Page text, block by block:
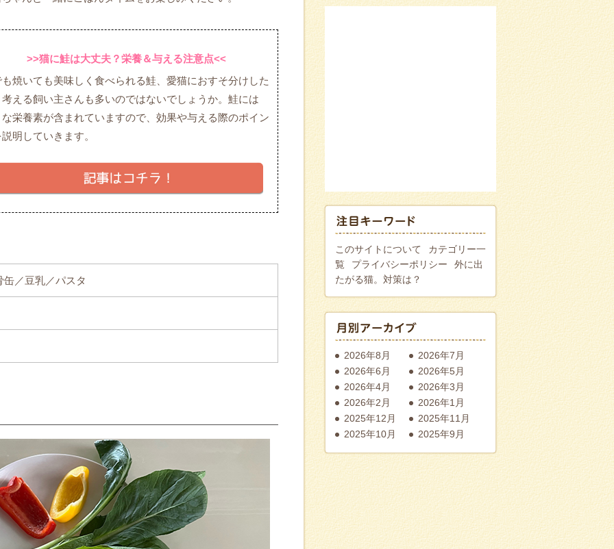
>>猫に鮭は大丈夫？栄養＆与える注意点<<
焼いても美味しく食べられる鮭、愛猫におすそ分けした
える飼い主さんも多いのではないでしょうか。鮭には
栄養素が含まれていますので、効果や与える際のポイン
明していきます。
缶／豆乳／パスタ
このサイトについて
カテゴリー一
覧
プライバシーポリシー
外に出
たがる猫。対策は？
2026年8月
2026年7月
2026年6月
2026年5月
2026年4月
2026年3月
2026年2月
2026年1月
2025年12月
2025年11月
2025年10月
2025年9月